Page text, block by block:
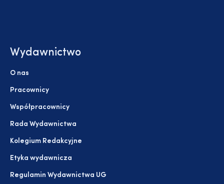
Wydawnictwo
O nas
Pracownicy
Współpracownicy
Rada Wydawnictwa
Kolegium Redakcyjne
Etyka wydawnicza
Regulamin Wydawnictwa UG